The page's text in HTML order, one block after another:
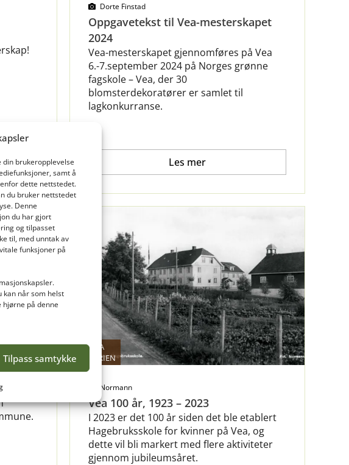
brukeropplevelse
samt å
dette nettstedet.
du bruker nettstedet
Denne
du har gjort
og tilpasset
til, med unntak av
funksjoner på
kan når som helst
på denne
Tilpass samtykke
Dorte Finstad
Oppgavetekst til Vea-mesterskapet
2024
Vea-mesterskapet gjennomføres på Vea
6.-7.september 2024 på Norges grønne
fagskole – Vea, der 30
blomsterdekoratører er samlet til
lagkonkurranse.
Les mer
OM VEA
HISTORIEN
Normann
Vea 100 år, 1923 – 2023
I 2023 er det 100 år siden det ble etablert
Hagebruksskole for kvinner på Vea, og
dette vil bli markert med flere aktiviteter
gjennom jubileumsåret.